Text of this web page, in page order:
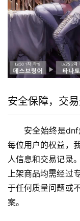
安全保障，交
安全始终是
每位用户的权益，
人信息和交易记录
上架商品均需经过
于任何质量问题或
案。